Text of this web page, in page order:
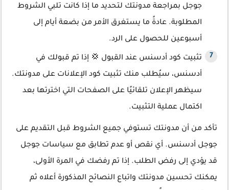
جوجل بمراجعة مدونتك لتحديد ما إذا كانت تلبي الشروط
المطلوبة. عادةً ما يستغرق الأمر من بضعة أيام إلى
أسبوعين للحصول على الرد.
تثبيت كود أدسنس عند القبول 💢 إذا تم قبولك في
أدسنس، سيُطلب منك تثبيت كود الإعلانات على مدونتك.
سيظهر الإعلان تلقائيًا على الصفحات التي اخترتها بعد
اكتمال عملية التثبيت.
تأكد من أن مدونتك تستوفي جميع الشروط قبل التقديم على
جوجل أدسنس. أي نقص أو عدم تطابق مع سياسات جوجل
قد يؤدي إلى رفض الطلب. إذا تم رفضك في المرة الأولى،
يمكنك تحسين مدونتك واتباع النصائح المذكورة أعلاه ثم